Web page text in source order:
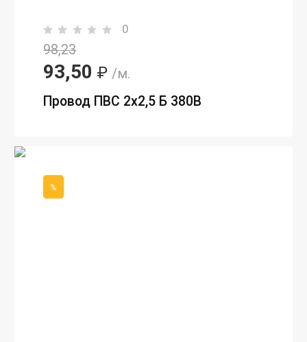
0
98,23
93,50 ₽ /м.
Провод ПВС 2х2,5 Б 380В
%